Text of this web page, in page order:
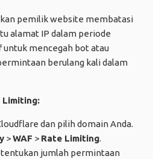
pemilik website membatasi
alamat IP dalam periode
mencegah bot atau
berulang kali dalam
Limiting:
dan pilih domain Anda.
>WAF > Rate Limiting.
tentukan jumlah permintaan